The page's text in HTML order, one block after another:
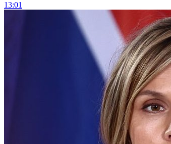
13:01